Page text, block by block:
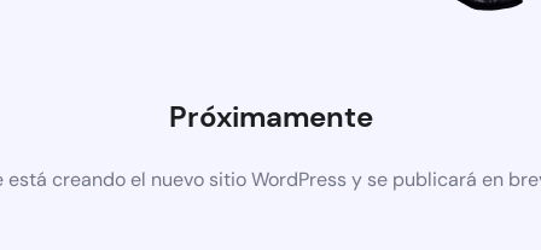
Próximamente
está creando el nuevo sitio WordPress y se publicará en